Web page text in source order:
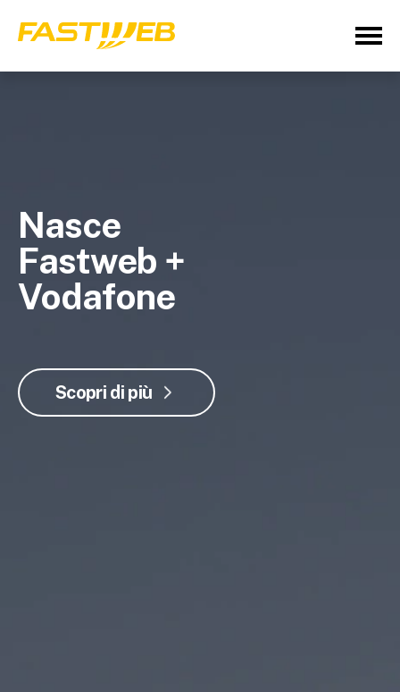
Nasce
Fastweb +
Vodafone
Scopri di più